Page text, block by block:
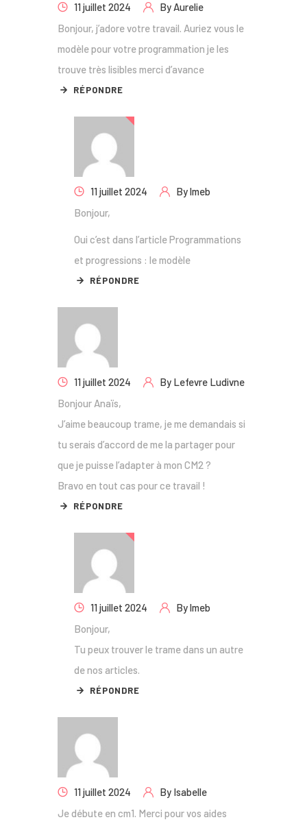
11 juillet 2024 By Aurelie
Bonjour, j’adore votre travail. Auriez vous le
modèle pour votre programmation je les
trouve très lisibles merci d’avance
RÉPONDRE
11 juillet 2024 Bylmeb
Bonjour,
Oui c’est dans l’article Programmations
et progressions : le modèle
RÉPONDRE
11 juillet 2024 By Lefevre Ludivne
Bonjour Anaïs,
J’aime beaucoup trame, je me demandais si
tu serais d’accord de me la partager pour
que je puisse l’adapter à mon CM2 ?
Bravo en tout cas pour ce travail !
RÉPONDRE
11 juillet 2024 Bylmeb
Bonjour,
Tu peux trouver le trame dans un autre
de nos articles.
RÉPONDRE
11 juillet 2024 By Isabelle
Je débute en cm1. Merci pour vos aides